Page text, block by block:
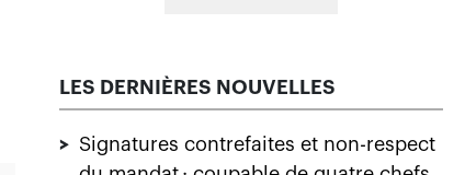
LES DERNIÈRES NOUVELLES
> Signatures contrefaites et non-respect